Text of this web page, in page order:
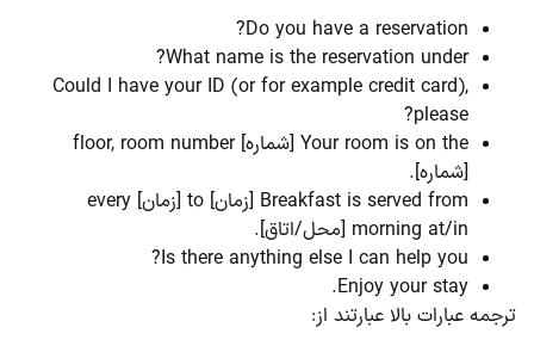
Do you have a reservation?
What name is the reservation under?
Could I have your ID (or for example credit card),
please?
Your room is on the [شماره] floor, room number
[شماره].
Breakfast is served from [زمان] to [زمان] every
morning at/in [محل/اتاق].
Is there anything else I can help you?
Enjoy your stay.
عبارات بالا عبارتند از: